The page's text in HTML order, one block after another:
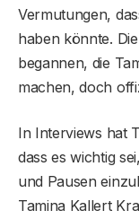
Vermutungen,
haben könnte.
begannen, die
machen, doch
In Interviews hat
dass es wichtig
und Pausen
Tamina Kallert